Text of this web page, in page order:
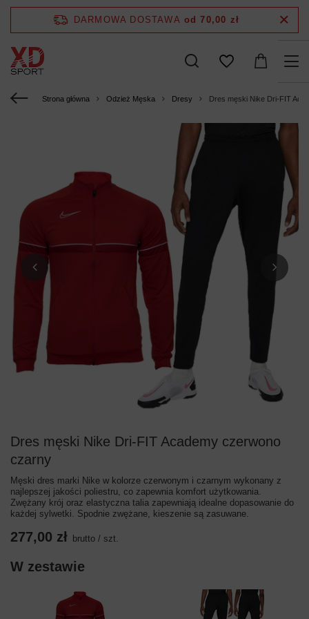
DARMOWA DOSTAWA od 70,00 zł
Strona główna Odzież Męska Dresy Dres męski Nike Dri-FIT
Dres męski Nike Dri-FIT Academy czerwono
czarny
Męski dres marki Nike w kolorze czerwonym i czarnym wykonany z
najlepszej jakości poliestru, co zapewnia komfort użytkowania.
Zwężany krój oraz elastyczna talia zapewniają idealne dopasowanie do
każdej sylwetki. Spodnie zwężane, kieszenie są zasuwane.
277,00 zł brutto / szt.
W zestawie